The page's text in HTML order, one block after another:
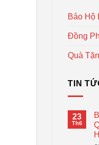
Bảo Hộ
Đồng
Quà
TIN
23
Th6